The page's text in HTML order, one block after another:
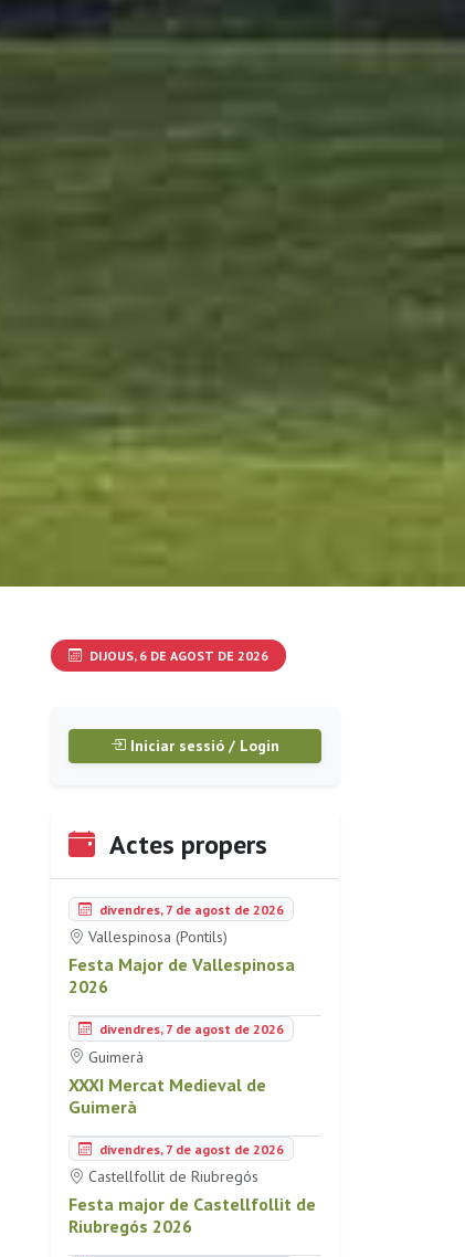
DIJOUS, 6 DE AGOST DE 2026
Iniciar sessió / Login
Actes propers
divendres, 7 de agost de 2026
Vallespinosa (Pontils)
Festa Major de Vallespinosa
2026
divendres, 7 de agost de 2026
Guimerà
XXXI Mercat Medieval de
Guimerà
divendres, 7 de agost de 2026
Castellfollit de Riubregós
Festa major de Castellfollit de
Riubregós 2026